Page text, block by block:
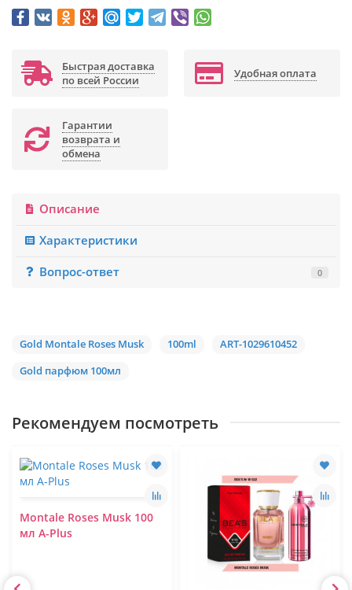
Быстрая доставка
по всей России
Удобная оплата
Гарантии
возврата и
обмена
Описание
Характеристики
Вопрос-ответ
0
Gold Montale Roses Musk 100ml
ART-1029610452
Gold парфюм 100мл
Рекомендуем посмотреть
Montale Roses Musk 100
мл A-Plus